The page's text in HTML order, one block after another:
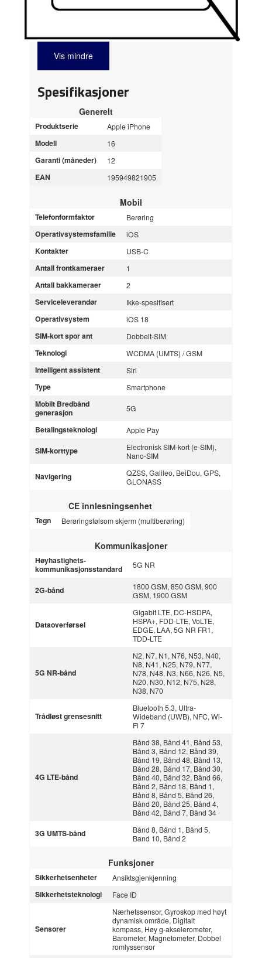
Vis mindre
Spesifikasjoner
Generelt
Produktserie Apple iPhone
Modell 16
Garanti (måneder) 12
EAN 195949821905
Mobil
Telefonformfaktor Berøring
Operativsystemsfamilie iOS
Kontakter USB-C
Antall frontkameraer 1
Antall bakkameraer 2
Serviceleverandør Ikke-spesifisert
Operativsystem iOS 18
SIM-kort spor ant Dobbelt-SIM
Teknologi WCDMA (UMTS) / GSM
Intelligent assistent Siri
Type Smartphone
Mobilt Bredbånd
generasjon
5G
Betalingsteknologi Apple Pay
SIM-korttype
Electronisk SIM-kort (e-SIM),
Nano-SIM
Navigering
QZSS, Galileo, BeiDou, GPS,
GLONASS
CE innlesningsenhet
Tegn Berøringsfølsom skjerm (multiberøring)
Kommunikasjoner
Høyhastighets-
kommunikasjonsstandard
5G NR
2G-bånd
1800 GSM, 850 GSM, 900
GSM, 1900 GSM
Dataoverførsel
Gigabit LTE, DC-HSDPA,
HSPA+, FDD-LTE, VoLTE,
EDGE, LAA, 5G NR FR1,
TDD-LTE
5G NR-bånd
N2, N7, N1, N76, N53, N40,
N8, N41, N25, N79, N77,
N78, N48, N3, N66, N26, N5,
N20, N30, N12, N75, N28,
N38, N70
Trådløst grensesnitt
Bluetooth 5.3, Ultra-
Wideband (UWB), NFC, Wi-
Fi 7
4G LTE-bånd
Bånd 38, Bånd 41, Bånd 53,
Bånd 3, Bånd 12, Bånd 39,
Bånd 19, Bånd 48, Bånd 13,
Bånd 28, Bånd 17, Bånd 30,
Bånd 40, Bånd 32, Bånd 66,
Bånd 2, Bånd 18, Bånd 1,
Bånd 8, Bånd 5, Bånd 26,
Bånd 20, Bånd 25, Bånd 4,
Bånd 42, Bånd 7, Bånd 34
3G UMTS-bånd
Bånd 8, Bånd 1, Bånd 5,
Band 10, Bånd 2
Funksjoner
Sikkerhetsenheter Ansiktsgjenkjenning
Sikkerhetsteknologi Face ID
Sensorer
Nærhetssensor, Gyroskop med høyt
dynamisk område, Digitalt
kompass, Høy g-akselerometer,
Barometer, Magnetometer, Dobbel
romlyssensor